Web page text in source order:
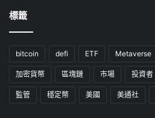
標籤
bitcoin defi ETF Metaverse
加密貨幣 區塊鏈 市場 投資者
監管 穩定幣 美國 美通社